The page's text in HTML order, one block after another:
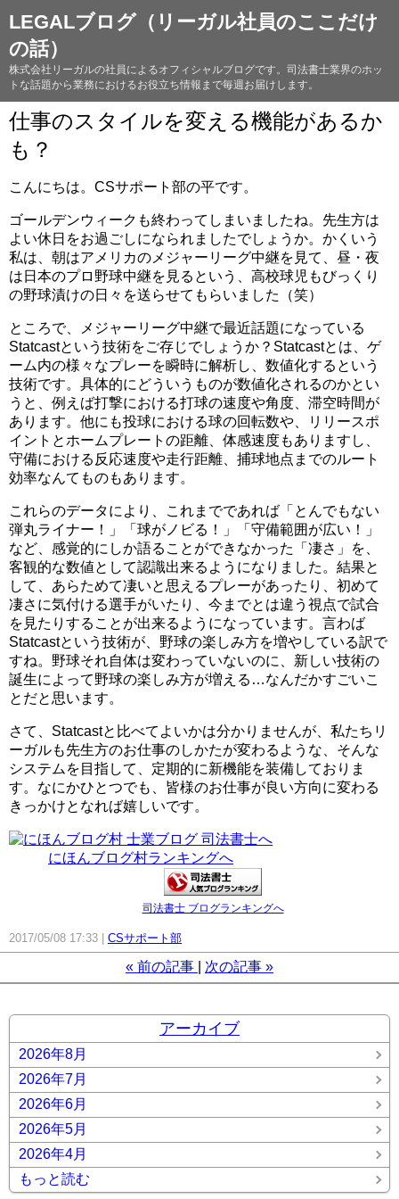
LEGALブログ（リーガル社員のここだけ
の話）
株式会社リーガルの社員によるオフィシャルブログです。司法書士業界のホッ
トな話題から業務におけるお役立ち情報まで毎週お届けします。
仕事のスタイルを変える機能があるか
も？
こんにちは。CSサポート部の平です。
ゴールデンウィークも終わってしまいましたね。先生方は
よい休日をお過ごしになられましたでしょうか。かくいう
私は、朝はアメリカのメジャーリーグ中継を見て、昼・夜
は日本のプロ野球中継を見るという、高校球児もびっくり
の野球漬けの日々を送らせてもらいました（笑）
ところで、メジャーリーグ中継で最近話題になっている
Statcastという技術をご存じでしょうか？Statcastとは、ゲ
ーム内の様々なプレーを瞬時に解析し、数値化するという
技術です。具体的にどういうものが数値化されるのかとい
うと、例えば打撃における打球の速度や角度、滞空時間が
あります。他にも投球における球の回転数や、リリースポ
イントとホームプレートの距離、体感速度もありますし、
守備における反応速度や走行距離、捕球地点までのルート
効率なんてものもあります。
これらのデータにより、これまでであれば「とんでもない
弾丸ライナー！」「球がノビる！」「守備範囲が広い！」
など、感覚的にしか語ることができなかった「凄さ」を、
客観的な数値として認識出来るようになりました。結果と
して、あらためて凄いと思えるプレーがあったり、初めて
凄さに気付ける選手がいたり、今までとは違う視点で試合
を見たりすることが出来るようになっています。言わば
Statcastという技術が、野球の楽しみ方を増やしている訳で
すね。野球それ自体は変わっていないのに、新しい技術の
誕生によって野球の楽しみ方が増える…なんだかすごいこ
とだと思います。
さて、Statcastと比べてよいかは分かりませんが、私たちリ
ーガルも先生方のお仕事のしかたが変わるような、そんな
システムを目指して、定期的に新機能を装備しておりま
す。なにかひとつでも、皆様のお仕事が良い方向に変わる
きっかけとなれば嬉しいです。
にほんブログ村ランキングへ
司法書士 ブログランキングへ
2017/05/08 17:33 CSサポート部
« 前の記事 次の記事 »
アーカイブ
2026年8月
2026年7月
2026年6月
2026年5月
2026年4月
もっと読む